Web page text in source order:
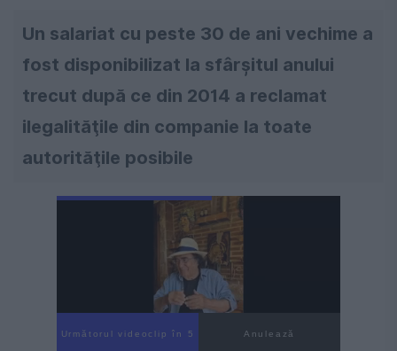
Un salariat cu peste 30 de ani vechime a
fost disponibilizat la sfârşitul anului
trecut după ce din 2014 a reclamat
ilegalităţile din companie la toate
autorităţile posibile
Următorul videoclip în 3 Anulează